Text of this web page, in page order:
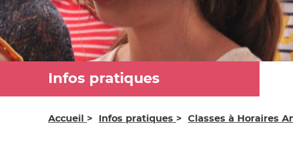
Médiathèque
L'histoire du
Conservatoire
Orchestre à l'école
Adultes (DPAM)
Infos pratiques
Accueil Infos pratiques Classes à Horaires